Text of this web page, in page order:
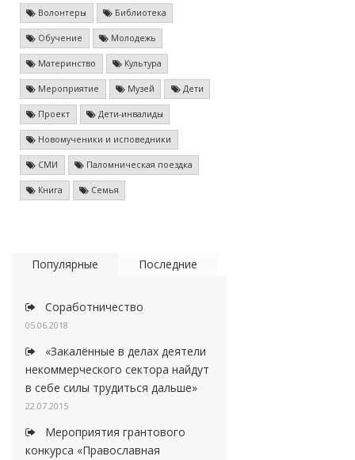
Волонтеры Библиотека
Обучение Молодежь
Материнство Культура
Мероприятие Музей Дети
Проект Дети-инвалиды
Новомученики и исповедники
СМИ Паломническая поездка
Книга Семья
Популярные Последние
Соработничество
05.06.2018
«Закалённые в делах деятели
некоммерческого сектора найдут
в себе силы трудиться дальше»
22.07.2015
Мероприятия грантового
конкурса «Православная